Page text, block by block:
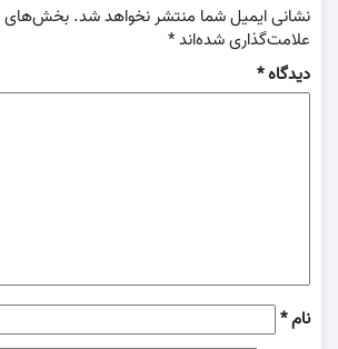
نشانی ایمیل شما منتشر نخواهد شد. بخش‌های
علامت‌گذاری شده‌اند*
دیدگاه*
نام*